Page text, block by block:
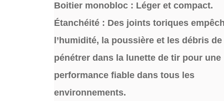
Boitier monobloc : Léger et compact.
Étanchéité : Des joints toriques
l’humidité, la poussière et les débris de
pénétrer dans la lunette de tir pour une
performance fiable dans tous les
environnements.